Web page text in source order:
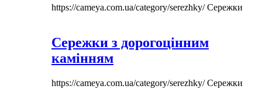
https://cameya.com.ua/category/serezhky/Сережки
Сережки з дорогоцінним
камінням
https://cameya.com.ua/category/serezhky/Сережки